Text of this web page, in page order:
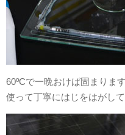
60ºCで一晩おけば固まりま
使って丁寧にはじをはがして